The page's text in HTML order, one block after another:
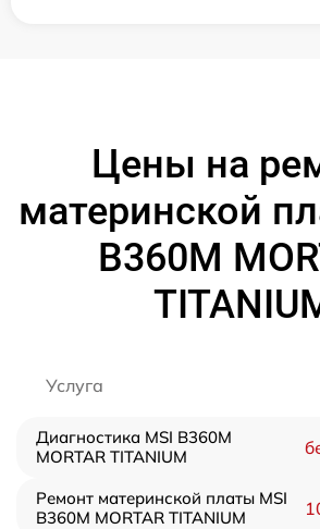
Цены на
материнской
B360M
Услуга
Диагностика MSI B360M
MORTAR TITANIUM
Ремонт материнской платы MSI
B360M MORTAR TITANIUM